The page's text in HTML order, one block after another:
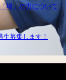
場」の力について
生募集します！